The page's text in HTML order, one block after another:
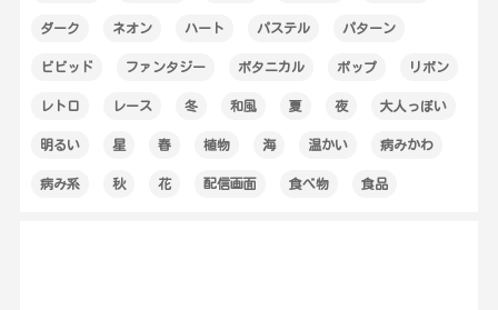
ダーク ネオン ハート パステル パターン
ビビッド ファンタジー ボタニカル ポップ リボン
レトロ レース 冬 和風 夏 夜 大人っぽい
明るい 星 春 植物 海 温かい 病みかわ
病み系 秋 花 配信画面 食べ物 食品